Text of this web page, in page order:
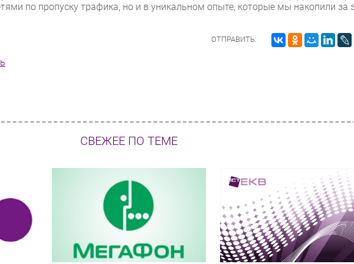
по пропуску трафика, но и в уникальном опыте, которые мы накопили за
ОТПРАВИТЬ:
СВЕЖЕЕ ПО ТЕМЕ